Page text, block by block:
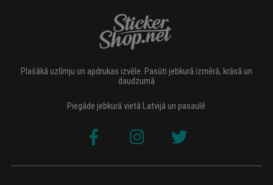
Plašākā uzlīmju un apdrukas izvēle. Pasūti jebkurā izmērā, krāsā un
daudzumā
Piegāde jebkurā vietā Latvijā un pasaulē